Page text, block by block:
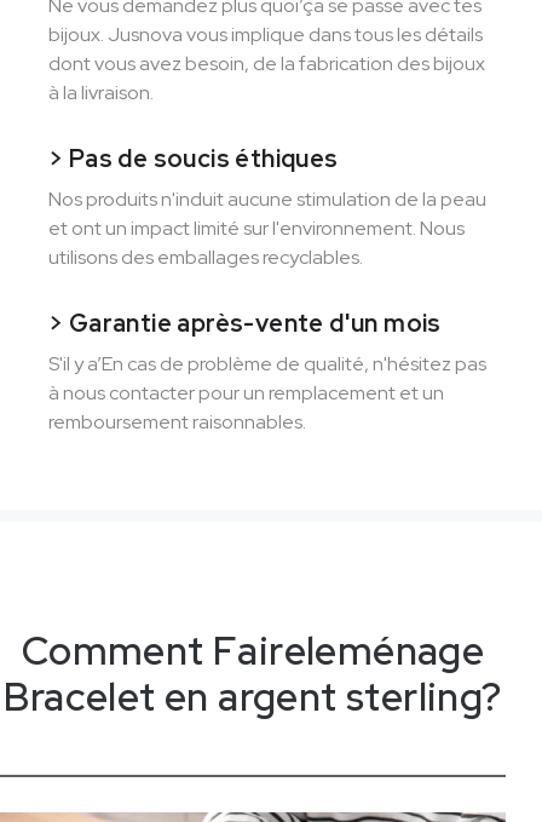
Ne vous demandez plus quoi’ça se passe avec tes
bijoux. Jusnova vous implique dans tous les détails
dont vous avez besoin, de la fabrication des bijoux
à la livraison.
> Pas de soucis éthiques
Nos produits n'induit aucune stimulation de la peau
et ont un impact limité sur l'environnement. Nous
utilisons des emballages recyclables.
> Garantie après-vente d'un mois
S'il y a’En cas de problème de qualité, n'hésitez pas
à nous contacter pour un remplacement et un
remboursement raisonnables.
Comment Faireleménage
Bracelet en argent sterling?